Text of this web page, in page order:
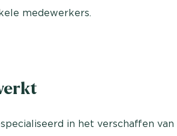
medewerkers.
in het verschaffen van